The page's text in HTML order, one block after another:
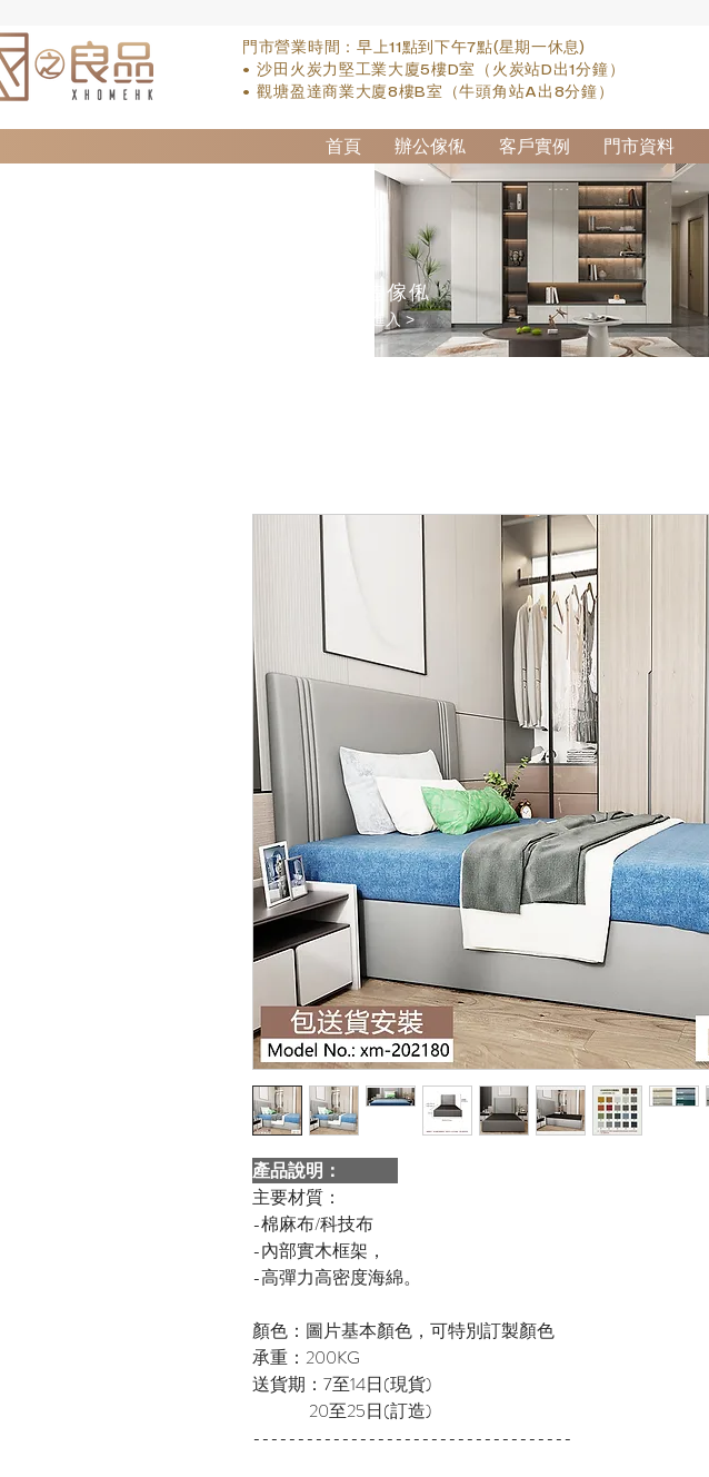
門市營業時間：早上11點到下午7點(星期一休息)
• 沙田火炭力堅工業大廈5樓D室（火炭站D出1分鐘）
• 觀塘盈達商業大廈8樓B室（牛頭角站A出8分鐘）
首頁 辦公傢俬 客戶實例 門市資料
訂造傢俬
點擊進入 >
產品說明：
主要材質：
-棉麻布/科技布
-內部實木框架，
-高彈力高密度海綿。
顏色：圖片基本顏色，可特別訂製顏色
承重：200KG
送貨期：7至14日(現貨)
20至25日(訂造)
------------------------------------